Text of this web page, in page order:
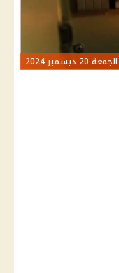
2024